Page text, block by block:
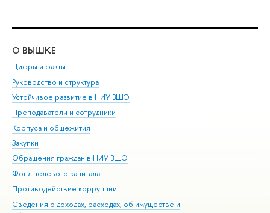
О ВЫШКЕ
Цифры и факты
Руководство и структура
Устойчивое развитие в НИУ ВШЭ
Преподаватели и сотрудники
Корпуса и общежития
Закупки
Обращения граждан в НИУ ВШЭ
Фонд целевого капитала
Противодействие коррупции
Сведения о доходах, расходах, об имуществе и